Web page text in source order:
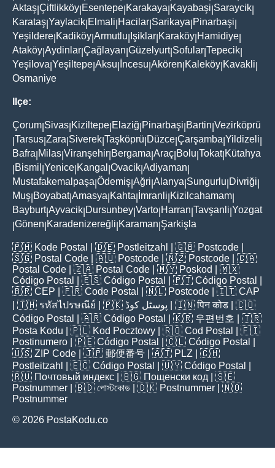
Aktaş Çiftlikköy Esentepe Karakaya Kayabaşi Saraycik
Karataş Yaylacik Elmali Hacilar Sarikaya Pinarbaşi
Yeşildere Kadiköy Armutlu Işiklar Karaköy Hamidiye
Ataköy Aydinlar Çağlayan Güzelyurt| Sofular Tepecik
Yeşilova Yeşiltepe Aksu İncesu Akören Kaleköy Kavakli
Osmaniye
Ilçe:
Çorum Sivas Kiziltepe Elaziğ Pinarbaşi Bartin Vezirköprü
Tarsus Zara Siverek Taşköprü Düzce Çarşamba Yildizeli
Bafra Milas Viranşehir Bergama Araç Bolu Tokat| Kütahya
Bismil Yenice Kangal Ovacik Adiyaman
Mustafakemalpaşa Ödemiş Ağri Alanya Sungurlu Divriği
Muş Boyabat|Amasya Kahta İmranli Kizilcahamam
Bayburt|Ayvacik Dursunbey Varto Harran Tavşanli Yozgat
Gönen Karadenizereğli Karaman Şarkişla
🇵🇭 Kode Postal | 🇩🇪 Postleitzahl | 🇬🇧 Postcode
🇸🇬 Postal Code | 🇦🇺 Postcode | 🇳🇿 Postcode | 🇨🇦
Postal Code | 🇿🇦 Postal Code | 🇲🇾 Poskod
| 🇲🇽
Código Postal
| 🇪🇸 Código Postal | 🇵🇹 Código Postal
🇧🇷 CEP | 🇫🇷 Code Postal | 🇳🇱 Postcode | 🇮🇹 CAP
| 🇹🇭 รหัสไปรษณีย์ | 🇵🇰 پوسٹل کوڈ | 🇮🇳पिन कोड | 🇨🇴
Código Postal
| 🇦🇷 Código Postal | 🇰🇷 우편번호
| 🇹🇷
Posta Kodu | 🇵🇱 Kod Pocztowy | 🇷🇴 Cod Poștal
| 🇫🇮
Postinumero | 🇵🇪 Código Postal | 🇨🇱 Código Postal
🇺🇸 ZIP Code | 🇯🇵 郵便番号 | 🇦🇹 PLZ | 🇨🇭
Postleitzahl
| 🇪🇨 Código Postal | 🇺🇾 Código Postal
🇷🇺 Почтовый индекс | 🇧🇬 Пощенски код | 🇸🇪
Postnummer | 🇧🇩 পোস্টকোড | 🇩🇰 Postnummer | 🇳🇴
Postnummer
© 2026 PostaKodu.co